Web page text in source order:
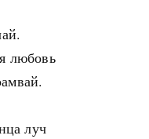
любовь
луч